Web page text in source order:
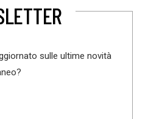
sulle ultime novità